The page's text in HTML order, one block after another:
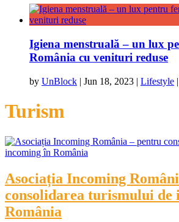
Igiena menstruală – un lux
România cu venituri reduse
by UnBlock | Jun 18, 2023 | Lifestyle |
Turism
Asociația Incoming
consolidarea turismului de
România